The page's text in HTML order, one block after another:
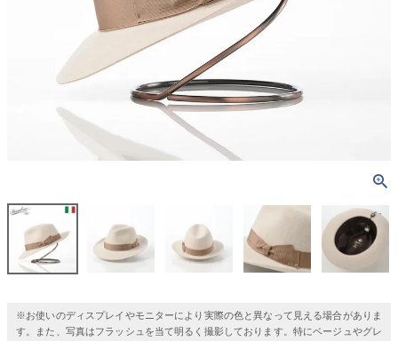
※お使いのディスプレイやモニターにより実際の色と異なって見える場合がありま
す。また、写真はフラッシュを当て明るく撮影しております。特にベージュやグレ